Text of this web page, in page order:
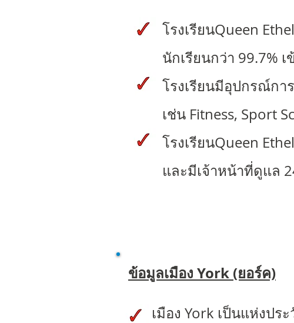
โรงเรียนQueen
นักเรียนกว่า 99.7%
โรงเรียนมีอุปกรณ์กา
เช่น Fitness, Sport
โรงเรียนQueen
และมีเจ้าหน้าที่ดูแล
ข้อมูลเมือง York (ยอร์ค)
เมือง York เป็นแห่งปร